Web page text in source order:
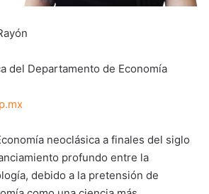
del Departamento de Economía
neoclásica a finales del siglo
profundo entre la
debido a la pretensión de